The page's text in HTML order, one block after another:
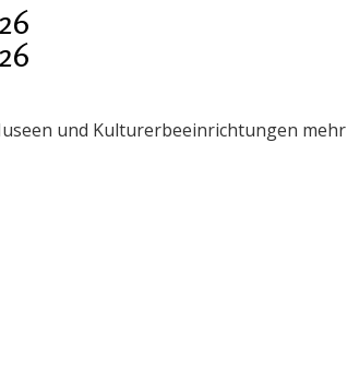
und Kulturerbeeinrichtungen